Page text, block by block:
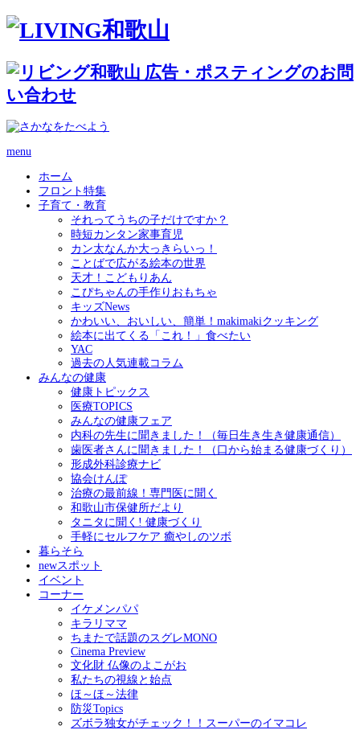
menu
ホーム
フロント特集
子育て・教育
それってうちの子だけですか？
時短カンタン家事育児
カン太なんか大っきらいっ！
ことばで広がる絵本の世界
天才！こどもりあん
こぴちゃんの手作りおもちゃ
キッズNews
かわいい、おいしい、簡単！makimakiクッキング
絵本に出てくる「これ！」食べたい
YAC
過去の人気連載コラム
みんなの健康
健康トピックス
医療TOPICS
みんなの健康フェア
内科の先生に聞きました！（毎日生き生き健康通信）
歯医者さんに聞きました！（口から始まる健康づくり）
形成外科診療ナビ
協会けんぽ
治療の最前線！専門医に聞く
和歌山市保健所だより
タニタに聞く! 健康づくり
手軽にセルフケア 癒やしのツボ
暮らそら
newスポット
イベント
コーナー
イケメンパパ
キラリママ
ちまたで話題のスグレMONO
Cinema Preview
文化財 仏像のよこがお
私たちの視線と始点
ほ～ほ～法律
防災Topics
ズボラ独女がチェック！！スーパーのイマコレ